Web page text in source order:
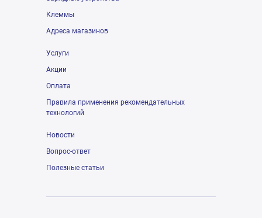
Клеммы
Адреса магазинов
Услуги
Акции
Оплата
Правила применения рекомендательных
технологий
Новости
Вопрос-ответ
Полезные статьи